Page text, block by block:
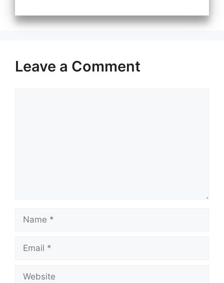
Leave a Comment